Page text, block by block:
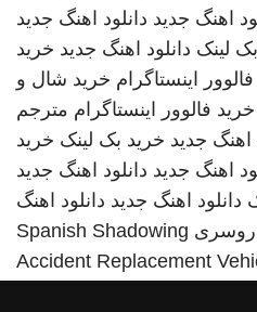
اهنگ جدید دانلود اهنگ جدید
لینک دانلود اهنگ جدید خرید
اینستاگرام خرید شال و
خرید فالوور اینستاگرام مترجم
اهنگ جدید خرید بک لینک خرید
اهنگ جدید دانلود اهنگ جدید
دانلود اهنگ جدید دانلود اهنگ
روسری Spanish Shadowing
Accident Replacement